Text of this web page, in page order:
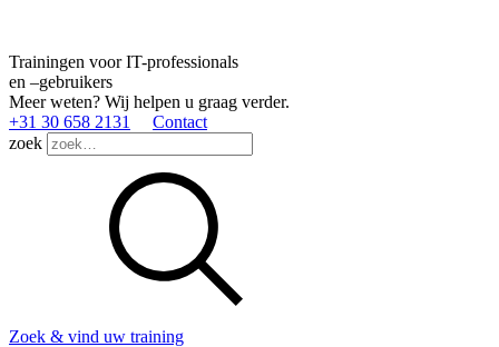
Trainingen voor IT-professionals
en –gebruikers
Meer weten? Wij helpen u graag verder.
+31 30 658 2131
Contact
zoek
Zoek & vind uw training